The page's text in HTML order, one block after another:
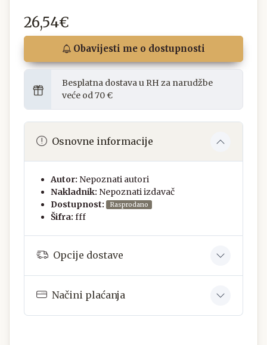
26,54€
Obavijesti me o dostupnosti
Besplatna dostava u RH za narudžbe
veće od 70 €
Osnovne informacije
Autor: Nepoznati autori
Nakladnik: Nepoznati izdavač
Dostupnost:
Rasprodano
Šifra: fff
Opcije dostave
Načini plaćanja